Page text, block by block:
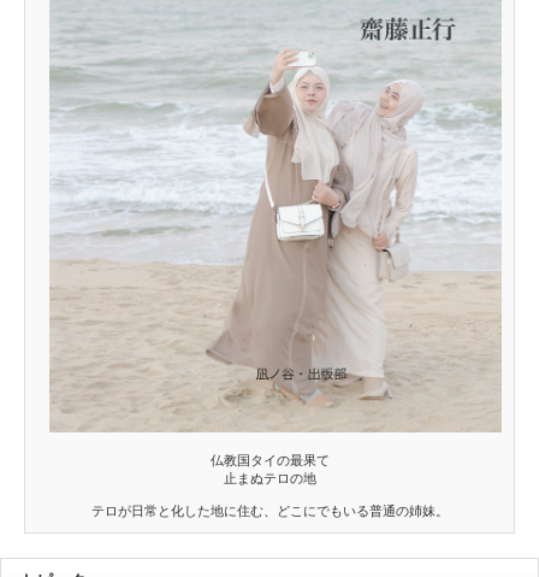
仏教国タイの最果て
止まぬテロの地
テロが日常と化した地に住む、どこにでもいる普通の姉妹。